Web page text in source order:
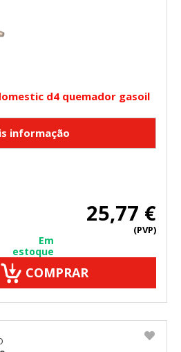
d4 quemador gasoil
25,77 €
(PVP)
Em
estoque
COMPRAR